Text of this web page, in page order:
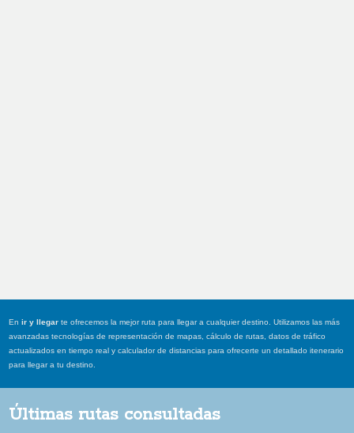
Enir y llegar te ofrecemos la mejor ruta para llegar a cualquier destino. Utilizamos las más
avanzadas tecnologías de representación de mapas, cálculo de rutas, datos de tráfico
actualizados en tiempo real y calculador de distancias para ofrecerte un detallado itenerario
para llegar a tu destino.
Últimas rutas consultadas